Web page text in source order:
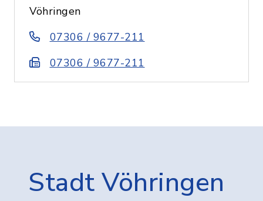
Vöhringen
07306 / 9677-211
07306 / 9677-211
Stadt Vöhringen